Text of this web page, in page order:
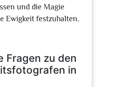
und die Magie
Ewigkeit festzuhalten.
Fragen zu den
in